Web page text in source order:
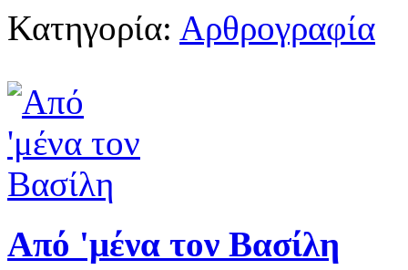
Κατηγορία: Αρθρογραφία
Από 'μένα τον Βασίλη